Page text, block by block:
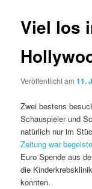
Viel los
Veröffentlicht am11.
Zwei bestens
Schauspieler und
natürlich nur im
Zeitung war
Euro Spende aus
die
konnten.